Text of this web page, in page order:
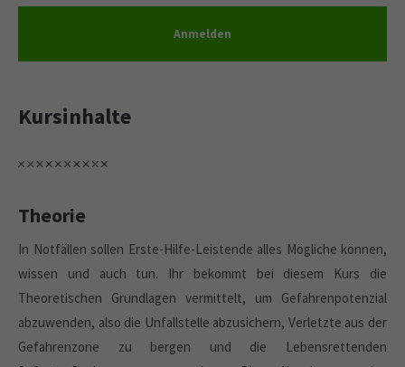
Anmelden
Kursinhalte
Theorie
In Notfällen sollen Erste-Hilfe-Leistende alles Mögliche können,
wissen und auch tun. Ihr bekommt bei diesem Kurs die
Theoretischen Grundlagen vermittelt, um Gefahrenpotenzial
abzuwenden, also die Unfallstelle abzusichern, Verletzte aus der
Gefahrenzone zu bergen und die Lebensrettenden